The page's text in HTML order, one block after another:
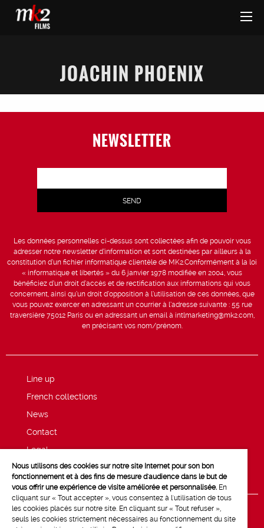
JOACHIN PHOENIX
NEWSLETTER
Les données personnelles ci-dessus sont collectées afin de pouvoir vous
adresser notre newsletter d’information et sont destinées par ailleurs à la
constitution d’un fichier informatique clientèle de MK2.Conformément à la loi
« informatique et libertés » du 6 janvier 1978 modifiée en 2004, vous
bénéficiez d’un droit d’accès et de rectification aux informations qui vous
concernent, ainsi qu’un droit d’opposition à l’utilisation de ces données, que
vous pouvez exercer en adressant un courrier à l’adresse suivante : 55 rue
traversière 75012 Paris ou en adressant un email à intlmarketing@mk2.com,
en précisant vos nom/prénom.
Line up
French collections
News
Contact
Legal
Privacy and cookie policy
Nous utilisons des cookies sur notre site Internet pour son bon
fonctionnement et à des fins de mesure d'audience dans le but de
vous offrir une expérience de visite améliorée et personnalisée. En
cliquant sur « Tout accepter », vous consentez à l'utilisation de tous
les cookies placés sur notre site. En cliquant sur « Tout refuser »,
seuls les cookies strictement nécessaires au fonctionnement du site